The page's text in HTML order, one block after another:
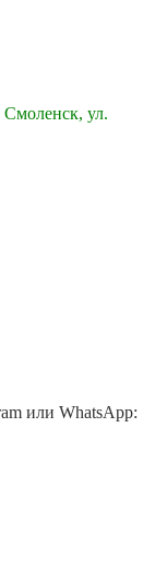
Смоленск, ул.
или WhatsApp: